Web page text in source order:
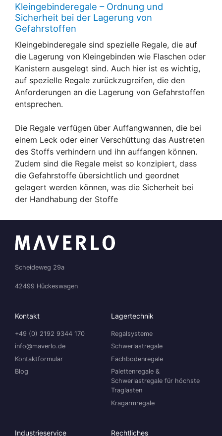
Kleingebinderegale – Ordnung und
Sicherheit bei der Lagerung von
Gefahrstoffen
Kleingebinderegale sind spezielle Regale, die auf
die Lagerung von Kleingebinden wie Flaschen oder
Kanistern ausgelegt sind. Auch hier ist es wichtig,
auf spezielle Regale zurückzugreifen, die den
Anforderungen an die Lagerung von Gefahrstoffen
entsprechen.
Die Regale verfügen über Auffangwannen, die bei
einem Leck oder einer Verschüttung das Austreten
des Stoffs verhindern und ihn auffangen können.
Zudem sind die Regale meist so konzipiert, dass
die Gefahrstoffe übersichtlich und geordnet
gelagert werden können, was die Sicherheit bei
der Handhabung der Stoffe
Scheideweg 29a
42499 Hückeswagen
Kontakt
+49 (0) 2192 9344 170
info@maverlo.de
Kontaktformular
Blog
Lagertechnik
Regalsysteme
Schwerlastregale
Fachbodenregale
Palettenregale &
Schwerlastregale für höchste
Traglasten
Kragarmregale
Industrieservice Rechtliches